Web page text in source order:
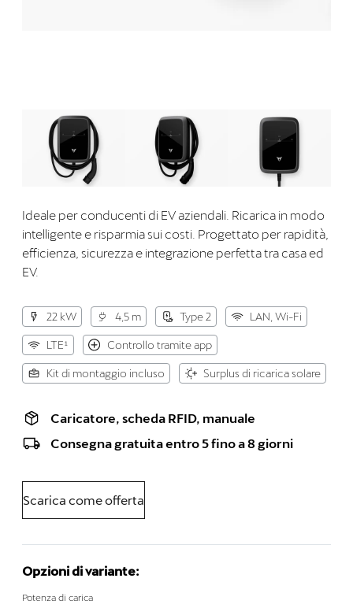
Ideale per conducenti di EV aziendali. Ricarica in modo
intelligente e risparmia sui costi. Progettato per rapidità,
efficienza, sicurezza e integrazione perfetta tra casa ed
EV.
22 kW 4,5 m Type 2 LAN, Wi-Fi
LTE¹ Controllo tramite app
Kit di montaggio incluso Surplus di ricarica solare
Caricatore, scheda RFID, manuale
Consegna gratuita entro 5 fino a 8 giorni
Scarica come offerta
Opzioni di variante:
Potenza di carica